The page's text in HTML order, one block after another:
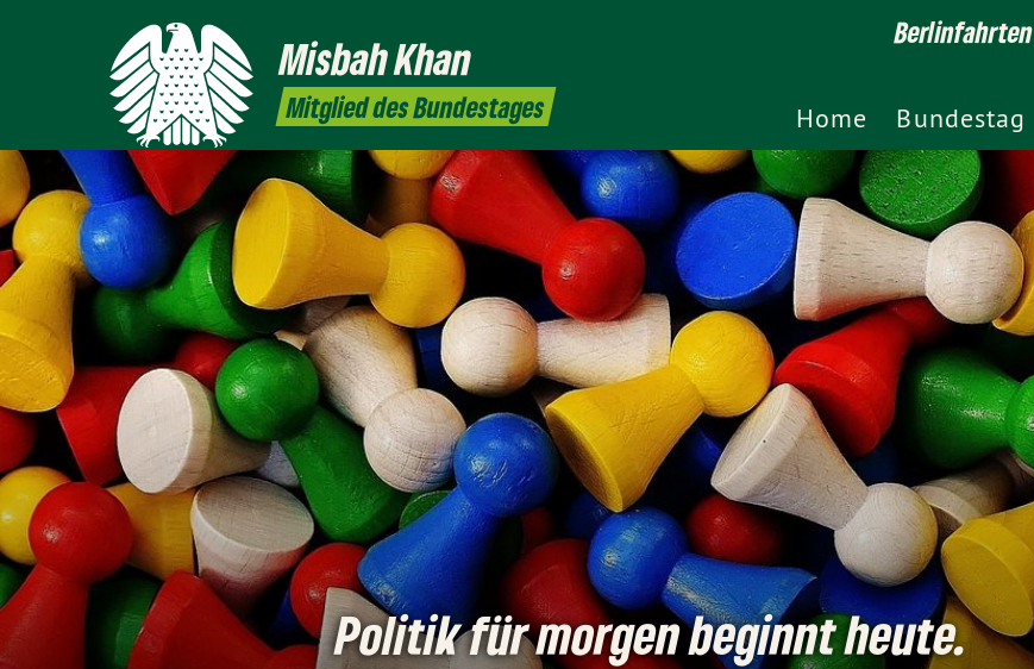
MisbahKhan
Mitglied des Bundestages
Berlinfahrten
Home Bundestag
Politik für morgen beginnt heute.